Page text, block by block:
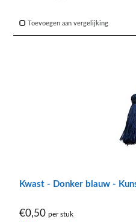
Toevoegen aan vergelijking
Kwast - Donker blauw -
€0,50 per stuk